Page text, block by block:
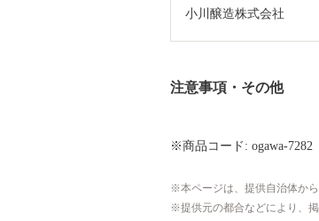
小川醸造株式会社
注意事項・その他
※商品コード: ogawa-7282
本ページは、提供自治体か
提供元の都合などにより、